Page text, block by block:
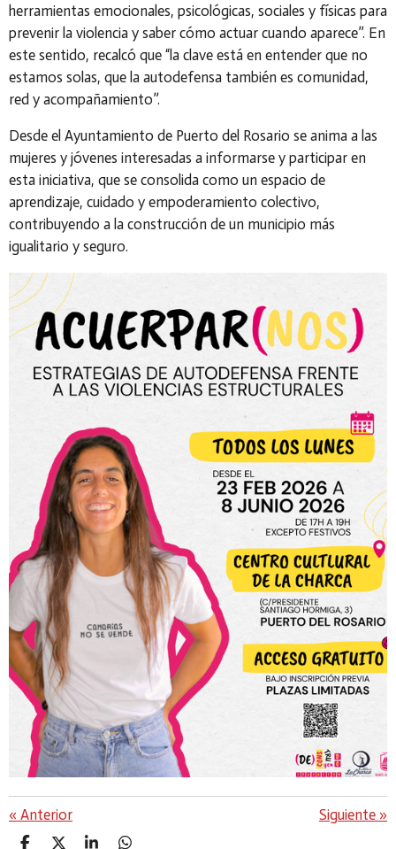
herramientas emocionales, psicológicas, sociales y físicas para
prevenir la violencia y saber cómo actuar cuando aparece”. En
este sentido, recalcó que “la clave está en entender que no
estamos solas, que la autodefensa también es comunidad,
red y acompañamiento”.
Desde el Ayuntamiento de Puerto del Rosario se anima a las
mujeres y jóvenes interesadas a informarse y participar en
esta iniciativa, que se consolida como un espacio de
aprendizaje, cuidado y empoderamiento colectivo,
contribuyendo a la construcción de un municipio más
igualitario y seguro.
« Anterior Siguiente »